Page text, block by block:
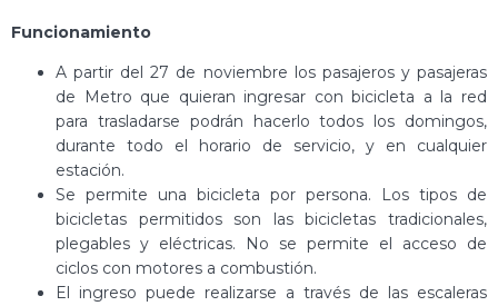
Funcionamiento
A partir del 27 de noviembre los pasajeros y pasajeras
de Metro que quieran ingresar con bicicleta a la red
para trasladarse podrán hacerlo todos los domingos,
durante todo el horario de servicio, y en cualquier
estación.
Se permite una bicicleta por persona. Los tipos de
bicicletas permitidos son las bicicletas tradicionales,
plegables y eléctricas. No se permite el acceso de
ciclos con motores a combustión.
El ingreso puede realizarse a través de las escaleras